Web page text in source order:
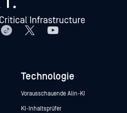
Technologie
Vorausschauende Alin-KI
KI-Inhaltsprüfer